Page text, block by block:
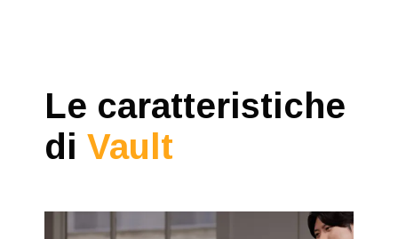
Le caratteristiche
di Vault